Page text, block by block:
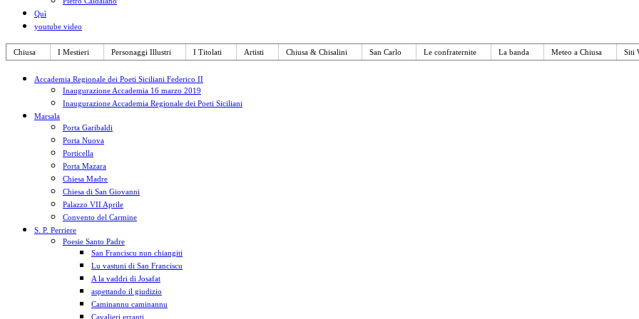
Quì
youtube video
Chiusa I Mestieri Personaggi Illustri I Titolati Artisti Chiusa & Chisalini San Carlo Le confraternite La banda Meteo a Chiusa Siti
Accademia Regionale dei Poeti Siciliani Federico II
Inaugurazione Accademia 16 marzo 2019
Inaugurazione Accademia Regionale dei Poeti Siciliani
Marsala
Porta Garibaldi
Porta Nuova
Porticella
Porta Mazara
Chiesa Madre
Chiesa di San Giovanni
Palazzo VII Aprile
Convento del Carmine
S. P. Perriere
Poesie Santo Padre
San Franciscu nun chiangiti
Lu vastuni di San Franciscu
A la vaddri di Josafat
aspettando il giudizio
Caminannu caminannu
Cavalieri erranti